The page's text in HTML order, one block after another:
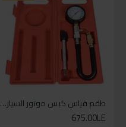
طقم قياس كبس موتور السياره 3 ق
675.00LE